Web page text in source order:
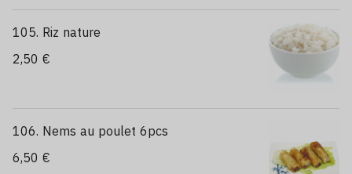
105. Riz nature
2,50 €
106. Nems au poulet 6pcs
6,50 €